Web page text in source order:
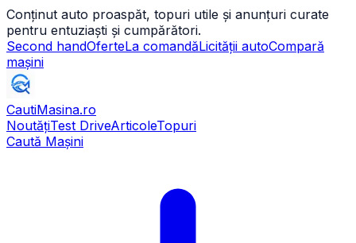
Conținut auto proaspăt, topuri utile și anunțuri curate
pentru entuziaști și cumpărători.
Second handOferteLa comandăLicității autoCompară
mașini
CautiMasina.ro
NoutățiTest DriveArticoleTopuri
Caută Mașini